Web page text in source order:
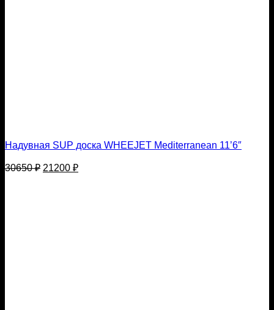
Надувная SUP доска WHEEJET Mediterranean 11’6″
30650₽ Первоначальная
21200 ₽Текущая